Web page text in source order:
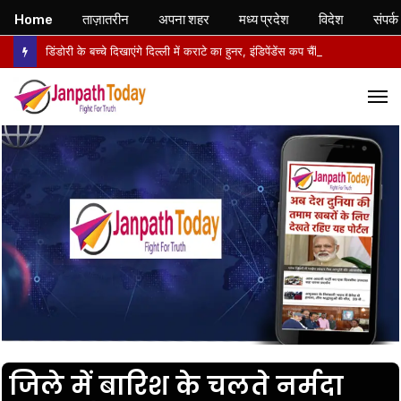
जिले में बारिश के चलते नर्मदा
Home ताज़ातरीन अपना शहर मध्य प्रदेश विदेश संपर्क